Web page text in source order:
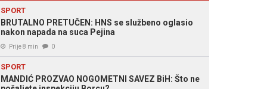
SPORT
BRUTALNO PRETUČEN: HNS se službeno oglasio
nakon napada na suca Pejina
Prije 8 min 0
SPORT
MANDIĆ PROZVAO NOGOMETNI SAVEZ BiH: Što ne